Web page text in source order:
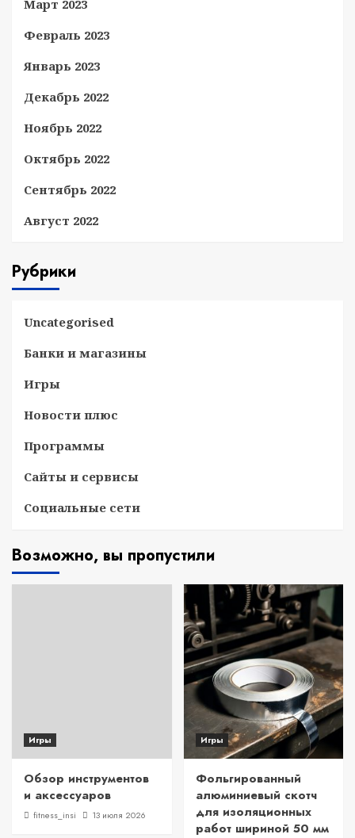
Март 2023
Февраль 2023
Январь 2023
Декабрь 2022
Ноябрь 2022
Октябрь 2022
Сентябрь 2022
Август 2022
Рубрики
Uncategorised
Банки и магазины
Игры
Новости плюс
Программы
Сайты и сервисы
Социальные сети
Возможно, вы пропустили
Игры
Обзор инструментов
и аксессуаров
fitness_insi 13 июля 2026
Игры
Фольгированный
алюминиевый скотч
для изоляционных
работ шириной 50 мм